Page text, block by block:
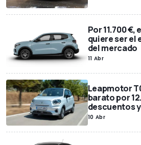
Por 11.700 €,
quiere ser el
del mercado
11 Abr
Leapmotor
barato por
descuentos
10 Abr